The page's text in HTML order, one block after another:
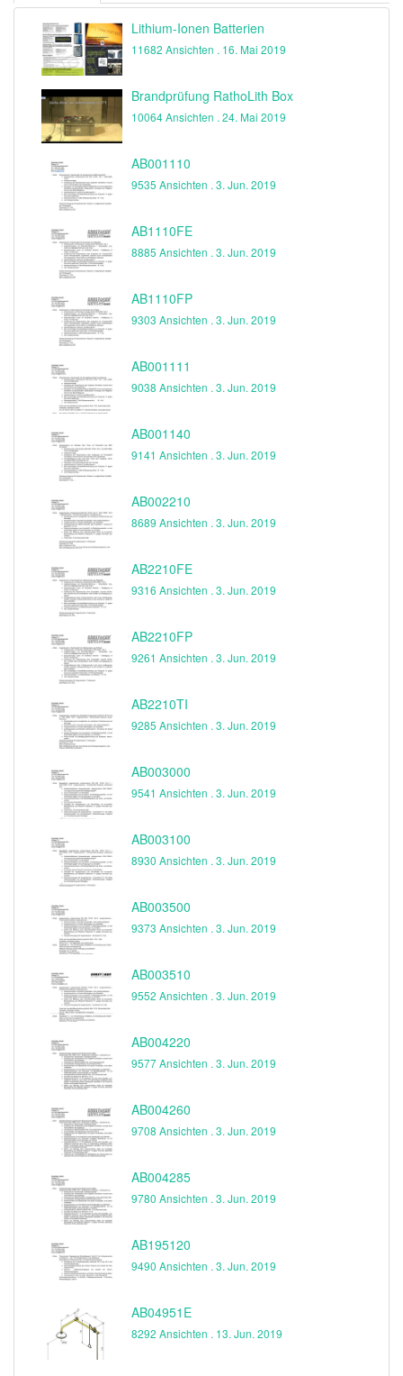
Lithium-Ionen Batterien
11682 Ansichten . 16. Mai 2019
Brandprüfung RathoLith Box
10064 Ansichten . 24. Mai 2019
AB001110
9535 Ansichten . 3. Jun. 2019
AB1110FE
8885 Ansichten . 3. Jun. 2019
AB1110FP
9303 Ansichten . 3. Jun. 2019
AB001111
9038 Ansichten . 3. Jun. 2019
AB001140
9141 Ansichten . 3. Jun. 2019
AB002210
8689 Ansichten . 3. Jun. 2019
AB2210FE
9316 Ansichten . 3. Jun. 2019
AB2210FP
9261 Ansichten . 3. Jun. 2019
AB2210TI
9285 Ansichten . 3. Jun. 2019
AB003000
9541 Ansichten . 3. Jun. 2019
AB003100
8930 Ansichten . 3. Jun. 2019
AB003500
9373 Ansichten . 3. Jun. 2019
AB003510
9552 Ansichten . 3. Jun. 2019
AB004220
9577 Ansichten . 3. Jun. 2019
AB004260
9708 Ansichten . 3. Jun. 2019
AB004285
9780 Ansichten . 3. Jun. 2019
AB195120
9490 Ansichten . 3. Jun. 2019
AB04951E
8292 Ansichten . 13. Jun. 2019